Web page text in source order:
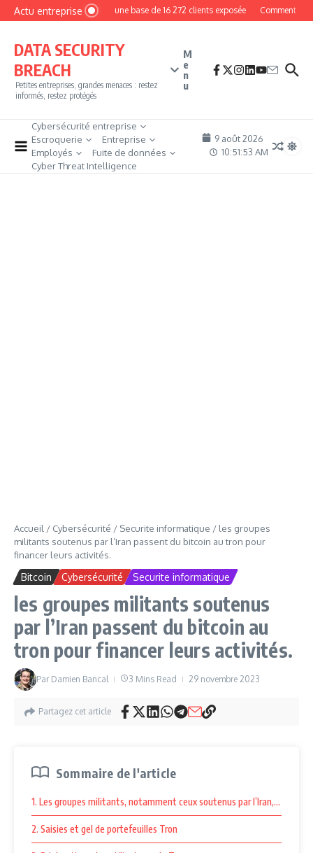
Aller au contenu
Actu entrepriseMyPhoto : une base de 16 272 clients exposée Comment
DATA SECURITY
BREACH
Petites entreprises, grandes menaces : restez
informés, restez protégés
M
e
n
u
Cybersécurité entreprise
Escroquerie
Entreprise
Employés
Fuite de données
Cyber Threat Intelligence
9 août 2026
10:51:54 AM
Accueil / Cybersécurité / Securite informatique / les groupes
militants soutenus par l’Iran passent du bitcoin au tron pour
financer leurs activités.
Bitcoin Cybersécurité Securite informatique
les groupes militants soutenus
par l’Iran passent du bitcoin au
tron pour financer leurs activités.
Par Damien Bancal 3 Mins Read 29 novembre 2023
Partagez cet article
Sommaire de l'article
1. Les groupes militants, notamment ceux soutenus par l’Iran, sont
2. Saisies et gel de portefeuilles Tron